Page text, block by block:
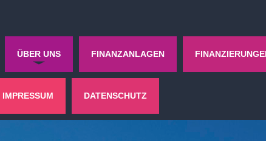
ÜBER UNS FINANZANLAGEN
IMPRESSUM DATENSCHUTZ